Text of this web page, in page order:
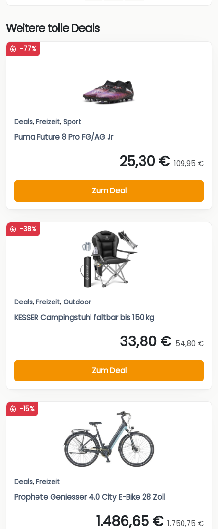
Weitere tolle Deals
-77%
Deals, Freizeit, Sport
Puma Future 8 Pro FG/AG Jr
25,30 € 109,95 €
Zum Deal
-38%
Deals, Freizeit, Outdoor
KESSER Campingstuhl faltbar bis 150 kg
33,80 € 54,80 €
Zum Deal
-15%
Deals, Freizeit
Prophete Geniesser 4.0 City E-Bike 28 Zoll
1.486,65 € 1.750,75 €